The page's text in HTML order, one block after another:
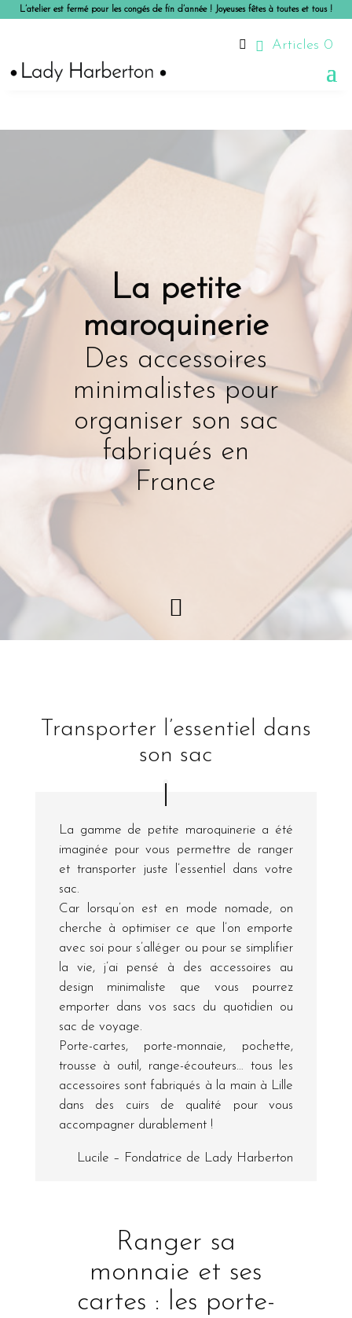
L’atelier est fermé pour les congés de fin d’année ! Joyeuses fêtes à toutes et tous !
 Articles 0
La petite
maroquinerie
Des accessoires
minimalistes pour
organiser son sac
fabriqués en
France

Transporter l’essentiel dans
son sac
La gamme de petite maroquinerie a été
imaginée pour vous permettre de ranger
et transporter juste l’essentiel dans votre
sac.
Car lorsqu’on est en mode nomade, on
cherche à optimiser ce que l’on emporte
avec soi pour s’alléger ou pour se simplifier
la vie, j’ai pensé à des accessoires au
design minimaliste que vous pourrez
emporter dans vos sacs du quotidien ou
sac de voyage.
Porte-cartes, porte-monnaie, pochette,
trousse à outil, range-écouteurs… tous les
accessoires sont fabriqués à la main à Lille
dans des cuirs de qualité pour vous
accompagner durablement !
Lucile – Fondatrice de Lady Harberton
Ranger sa
monnaie et ses
cartes : les porte-